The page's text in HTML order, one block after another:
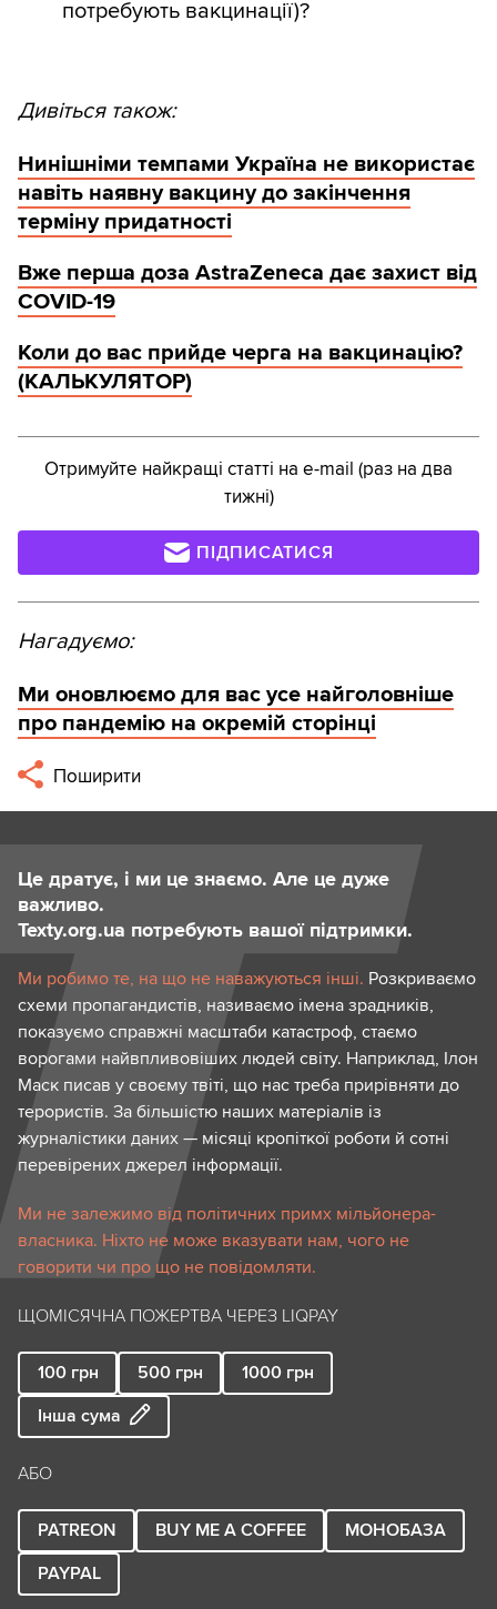
потребують вакцинації)?
Дивіться також:
Нинішніми темпами Україна не використає
навіть наявну вакцину до закінчення
терміну придатності
Вже перша доза AstraZeneca дає захист від
COVID-19
Коли до вас прийде черга на вакцинацію?
(КАЛЬКУЛЯТОР)
Отримуйте найкращі статті на e-mail (раз на два
тижні)
ПІДПИСАТИСЯ
Нагадуємо:
Ми оновлюємо для вас усе найголовніше
про пандемію на окремій сторінці
Поширити
Це дратує, і ми це знаємо. Але це дуже
важливо.
Texty.org.ua потребують вашої підтримки.
Ми робимо те, на що не наважуються інші. Розкриваємо
схеми пропагандистів, називаємо імена зрадників,
показуємо справжні масштаби катастроф, стаємо
ворогами найвпливовіших людей світу. Наприклад, Ілон
Маск писав у своєму твіті, що нас треба прирівняти до
терористів. За більшістю наших матеріалів із
журналістики даних — місяці кропіткої роботи й сотні
перевірених джерел інформації.
Ми не залежимо від політичних примх мільйонера-
власника. Ніхто не може вказувати нам, чого не
говорити чи про що не повідомляти.
ЩОМІСЯЧНА ПОЖЕРТВА ЧЕРЕЗ LIQPAY
100 грн 500 грн 1000 грн
Інша сума
АБО
PATREON BUY ME A COFFEE
МОНОБАЗА
PAYPAL